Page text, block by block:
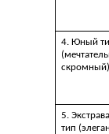
4. Юный
скромный)
5.
тип